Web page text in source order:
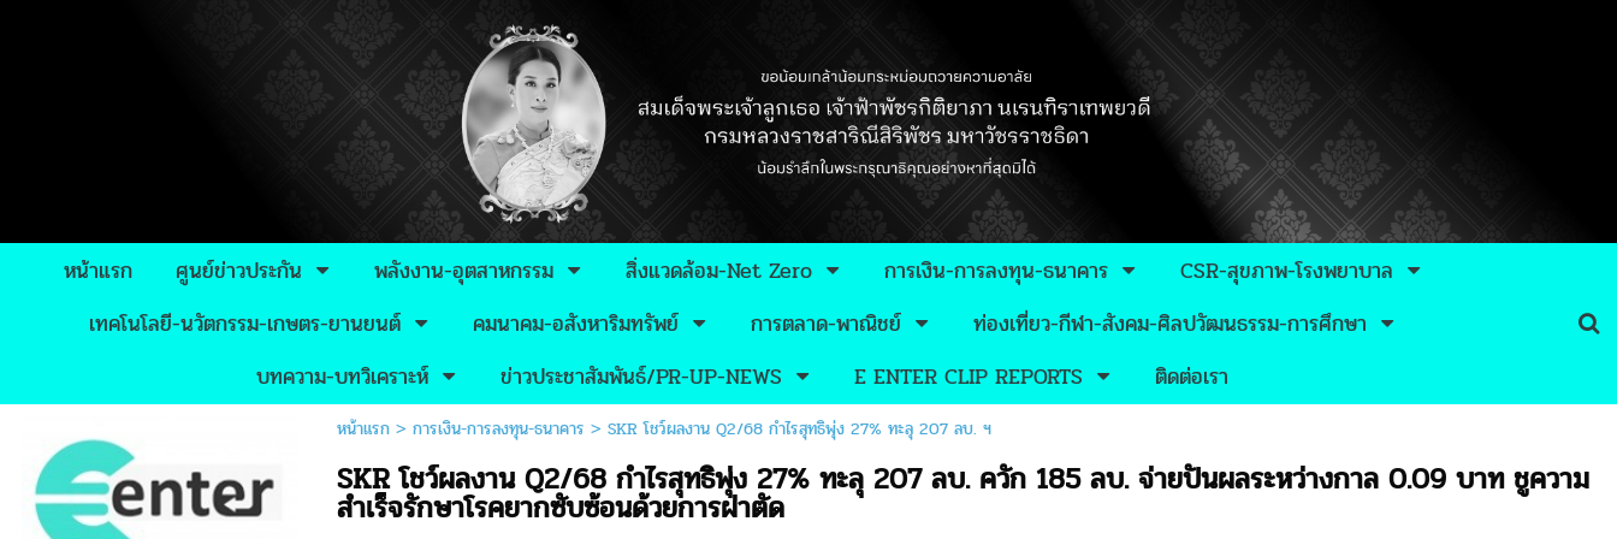
หน้าแรก ศูนย์ข่าวประกัน พลังงาน-อุตสาหกรรม สิ่งแวดล้อม-Net Zero การเงิน-การลงทุน-ธนาคาร
CSR-สุขภาพ-โรงพยาบาล
เทคโนโลยี-นวัตกรรม-เกษตร-ยานยนต์
คมนาคม-อสังหาริมทรัพย์ การตลาด-พาณิชย์
ท่องเที่ยว-กีฬา-สังคม-ศิลปวัฒนธรรม-การศึกษา
บทความ-บทวิเคราะห์
ข่าวประชาสัมพันธ์/PR-UP-NEWS E ENTER CLIP REPORTS ติดต่อเรา
หน้าแรก> การเงิน-การลงทุน-ธนาคาร > SKR โชว์ผลงาน Q2/68 กำไรสุทธิพุ่ง 27% ทะลุ 207 ลบ. ฯ
SKR โชว์ผลงาน Q2/68 กำไรสุทธิพุ่ง 27% ทะลุ 207 ลบ. ควัก 185 ลบ. จ่ายปันผลระหว่างกาล 0.09 บาท ชูความ
สำเร็จรักษาโรคยากซับซ้อนด้วยการผ่าตัด